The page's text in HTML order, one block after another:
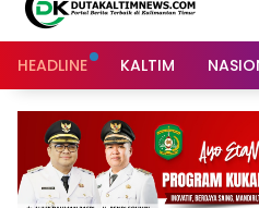
HEADLINE KALTIM